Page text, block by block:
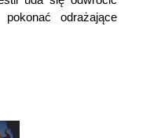
odrażające